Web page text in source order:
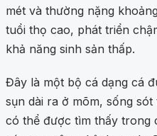
mét và thường nặng
tuổi thọ cao, phát triển
khả năng sinh sản thấp.
Đây là một bộ cá dạng cá
sụn dài ra ở mõm, sống
có thể được tìm thấy trong